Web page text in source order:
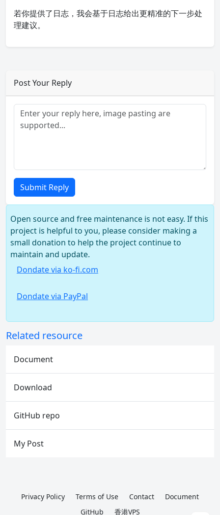
若你提供了日志，我会基于日志给出更精准的下一步处
理建议。
Post Your Reply
Submit Reply
Open source and free maintenance is not easy. If this
project is helpful to you, please consider making a
small donation to help the project continue to
maintain and update.
Dondate via ko-fi.com
Dondate via PayPal
Related resource
Document
Download
GitHub repo
My Post
Privacy Policy Terms of Use Contact
Document
GitHub
香港VPS